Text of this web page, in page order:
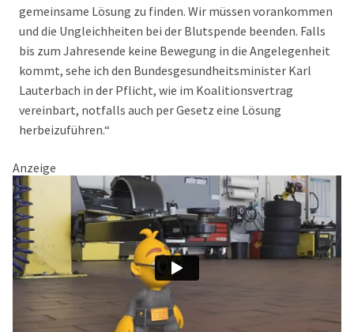
gemeinsame Lösung zu finden. Wir müssen vorankommen
und die Ungleichheiten bei der Blutspende beenden. Falls
bis zum Jahresende keine Bewegung in die Angelegenheit
kommt, sehe ich den Bundesgesundheitsminister Karl
Lauterbach in der Pflicht, wie im Koalitionsvertrag
vereinbart, notfalls auch per Gesetz eine Lösung
herbeizuführen.“
Anzeige